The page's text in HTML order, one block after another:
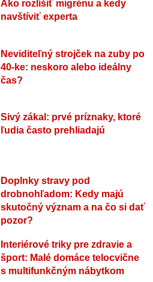
Ako rozlíšiť migrénu a kedy
navštíviť experta
Neviditeľný strojček na zuby po
40-ke: neskoro alebo ideálny
čas?
Sivý zákal: prvé príznaky, ktoré
ľudia často prehliadajú
Doplnky stravy pod
drobnohľadom: Kedy majú
skutočný význam a na čo si dať
pozor?
Interiérové triky pre zdravie a
šport: Malé domáce telocvične
s multifunkčným nábytkom